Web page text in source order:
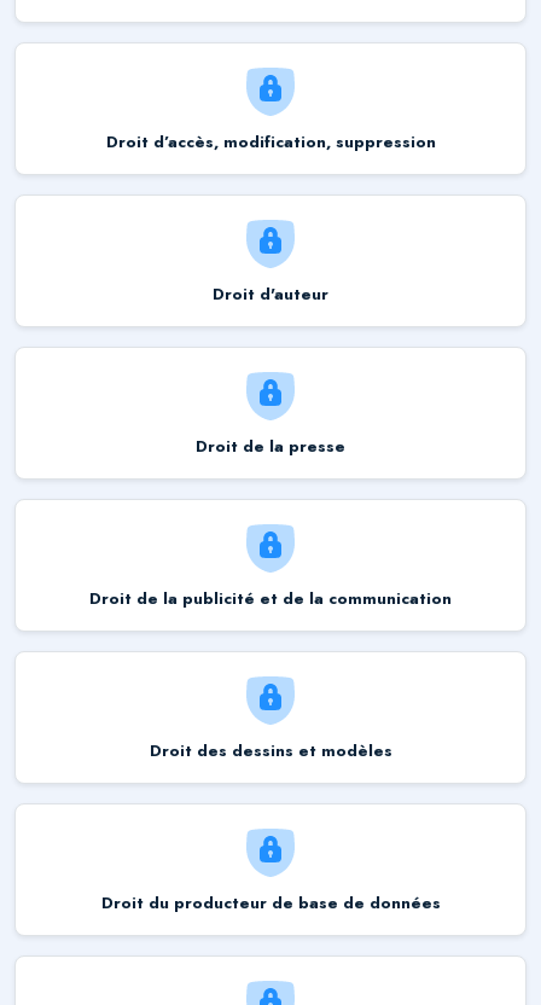
Droit d’accès, modification, suppression
Droit d'auteur
Droit de la presse
Droit de la publicité et de la communication
Droit des dessins et modèles
Droit du producteur de base de données